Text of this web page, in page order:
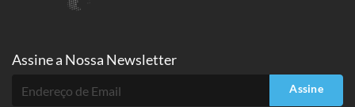
Assine a Nossa Newsletter
Assine